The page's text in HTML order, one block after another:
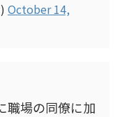
October 14,
職場の同僚に加